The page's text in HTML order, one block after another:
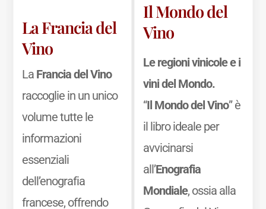
La Francia del
Vino
La Francia del Vino
raccoglie in un unico
volume tutte le
informazioni
essenziali
dell’enografia
francese, offrendo
Il Mondo del
Vino
Le regioni vinicole e i
vini del Mondo.
“Il Mondo del Vino” è
il libro ideale per
avvicinarsi
all’Enografia
Mondiale, ossia alla